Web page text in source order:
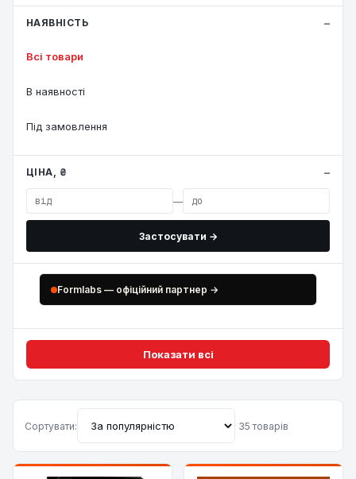
НАЯВНІСТЬ
Всі товари
В наявності
Під замовлення
ЦІНА, ₴
—
Застосувати →
Formlabs — офіційний партнер →
Показати всі
Сортувати: 35 товарів